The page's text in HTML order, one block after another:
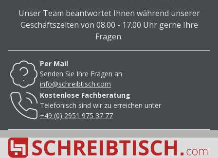
Unser Team beantwortet Ihnen während unserer
Geschäftszeiten von 08.00 - 17.00 Uhr gerne Ihre
Fragen.
Per Mail
Senden Sie Ihre Fragen an
info@schreibtisch.com
Kostenlose Fachberatung
Telefonisch sind wir zu erreichen unter
+49 (0) 2951 975 37 77